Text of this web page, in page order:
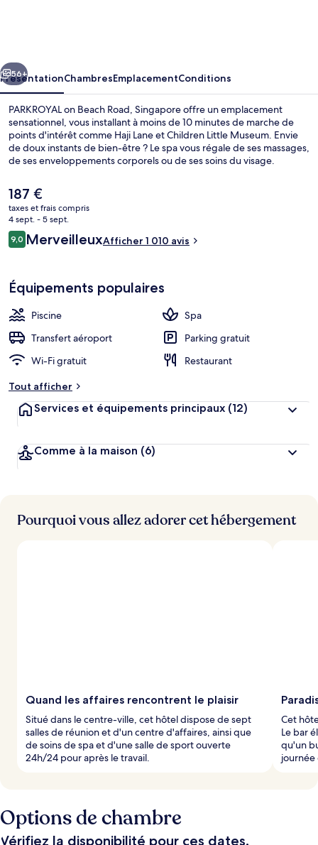
Singapore
Suivant
56+
PrésentationChambresEmplacementConditions
PARKROYAL on Beach Road, Singapore offre un emplacement
sensationnel, vous installant à moins de 10 minutes de marche de
points d'intérêt comme Haji Lane et Children Little Museum. Envie
de doux instants de bien-être ? Le spa vous régale de ses massages,
de ses enveloppements corporels ou de ses soins du visage.
vous ouvre ses portes pour le déjeuner et le dîner. Au menu des
petits plus offerts sur place, on trouve une piscine extérieure, un
bar en bord de piscine et un centre de remise en forme ouvert 24
h/24. Sympa non ? Les autres voyageurs ne disent que du bien en
ce qui concerne le personnel attentionné. L'hébergement se situe à
une très courte distance à pied des transports publics : Station
Le
prix
actuel
est
de
187 €
taxes et frais compris
4 sept. - 5 sept.
Avis
voyageurs
9,09,0 sur 10
MerveilleuxAfficher 1 010 avis
Équipements populaires
Piscine
Spa
Transfert aéroport
Parking gratuit
Wi-Fi gratuit
Restaurant
Tout afficher
Services et équipements principaux (12)
Comme à la maison (6)
Pourquoi vous allez adorer cet hébergement
Quand les affaires rencontrent le plaisir
Situé dans le centre-ville, cet hôtel dispose de sept
salles de réunion et d'un centre d'affaires, ainsi que
de soins de spa et d'une salle de sport ouverte
24h/24 pour après le travail.
Cet
Le bar
qu'un
Options de chambre
Vérifiez la disponibilité pour ces dates.